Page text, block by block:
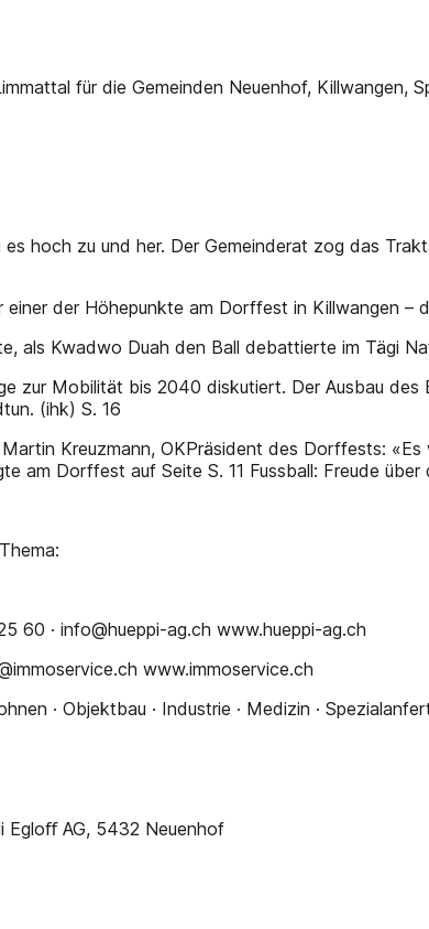
für die Gemeinden Neuenhof, Killwangen,
hoch zu und her. Der Gemeinderat zog das
der Höhepunkte am Dorffest in Killwangen –
als Kwadwo Duah den Ball debattierte im Tägi
zur Mobilität bis 2040 diskutiert. Der Ausbau
(ihk) S. 16
Kreuzmann, OKPräsident des Dorffests:
am Dorffest auf Seite S. 11 Fussball: Freude
60 · info@hueppi-ag.ch www.hueppi-ag.ch
www.immoservice.ch
· Objektbau · Industrie · Medizin ·
Egloﬀ AG, 5432 Neuenhof